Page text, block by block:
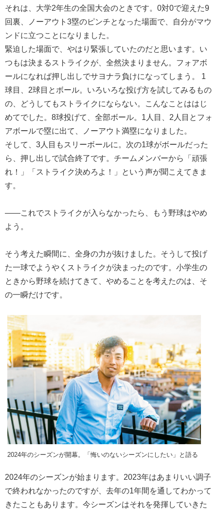
それは、大学2年生の全国大会のときです。0対0で迎えた9
回裏、ノーアウト3塁のピンチとなった場面で、自分がマウ
ンドに立つことになりました。
緊迫した場面で、やはり緊張していたのだと思います。い
つもは決まるストライクが、全然決まりません。フォアボ
ールになれば押し出しでサヨナラ負けになってしまう。 1
球目、2球目とボール。いろいろな投げ方を試してみるもの
の、どうしてもストライクにならない。こんなことははじ
めてでした。8球投げて、全部ボール。1人目、2人目とフォ
アボールで塁に出て、ノーアウト満塁になりました。
そして、3人目もスリーボールに。次の1球がボールだった
ら、押し出しで試合終了です。チームメンバーから「頑張
れ！」「ストライク決めろよ！」という声が聞こえてきま
す。
――これでストライクが入らなかったら、もう野球はやめ
よう。
そう考えた瞬間に、全身の力が抜けました。そうして投げ
た一球でようやくストライクが決まったのです。小学生の
ときから野球を続けてきて、やめることを考えたのは、そ
の一瞬だけです。
2024年のシーズンが開幕。「悔いのないシーズンにしたい」と語る
2024年のシーズンが始まります。2023年はあまりいい調子
で終われなかったのですが、去年の1年間を通してわかって
きたこともあります。今シーズンはそれを発揮していきた